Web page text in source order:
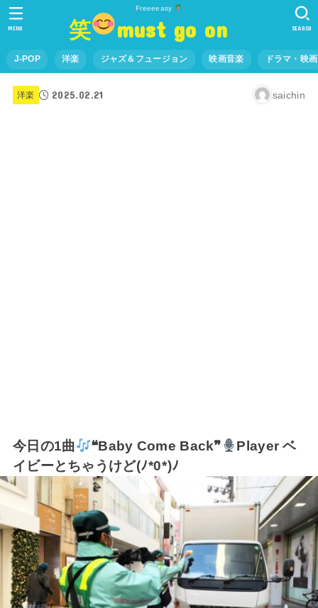
Freeeeasy
笑 must go on
J-POP 洋楽 ジャズ＆フュージョン 映画音楽 ドラマ・映
SEARCH
MENU
洋楽 2025.02.21 saichin
今日の1曲 ❝Baby Come Back❞
Player ベ
イビーとちゃうけど(⁠ﾉ⁠*⁠0⁠*⁠)⁠ﾉ